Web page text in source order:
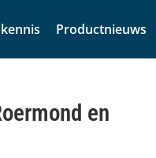
Productnieuws
en